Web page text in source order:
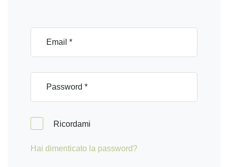
Ricordami
Hai dimenticato la password?